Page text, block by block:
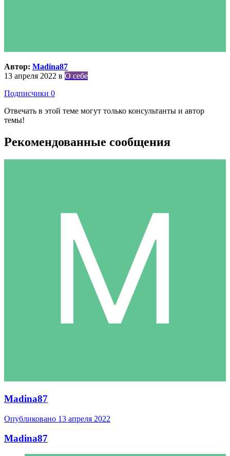
Автор: Madina87
13 апреля 2022 в О себе
Подписчики 0
Отвечать в этой теме могут только консультанты и автор
темы!
Рекомендованные сообщения
Madina87
Опубликовано 13 апреля 2022
Madina87